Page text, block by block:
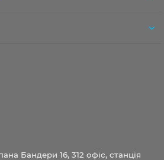
Бандери 16, 312 офіс, станція